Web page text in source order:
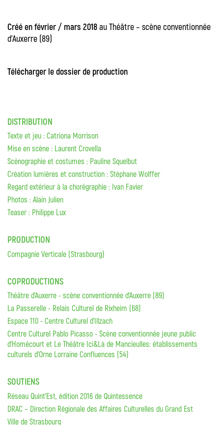
Créé en février / mars 2018au Théâtre – scène conventionnée
d’Auxerre (89)
Télécharger le dossier de production
DISTRIBUTION
Texte et jeu : Catriona Morrison
Mise en scène : Laurent Crovella
Scénographie et costumes : Pauline Squelbut
Création lumières et construction : Stéphane Wolffer
Regard extérieur à la chorégraphie : Ivan Favier
Photos : Alain Julien
Teaser : Philippe Lux
PRODUCTION
Compagnie Verticale (Strasbourg)
COPRODUCTIONS
Théâtre d’Auxerre - scène conventionnée d’Auxerre (89)
La Passerelle - Relais Culturel de Rixheim (68)
Espace 110 - Centre Culturel d'Illzach
Centre Culturel Pablo Picasso - Scène conventionnée jeune public
d’Homécourt et Le Théâtre Ici&Là de Mancieulles: établissements
culturels d’Orne Lorraine Confluences (54)
SOUTIENS
Réseau Quint'Est, édition 2016 de Quintessence
DRAC – Direction Régionale des Affaires Culturelles du Grand Est
Ville de Strasbourg